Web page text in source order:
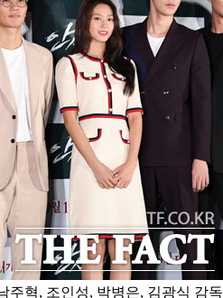
주혁, 조인성, 박병은, 김광식 감